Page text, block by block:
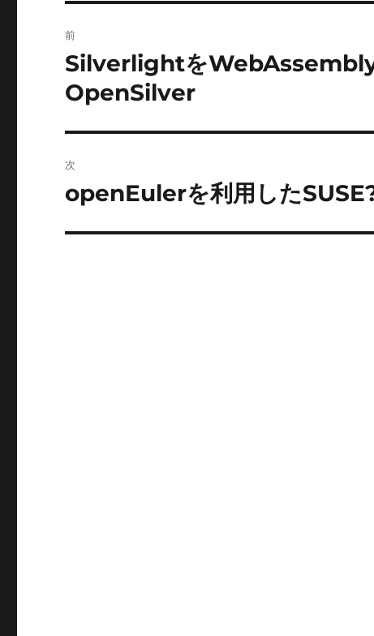
稿
ナ
ゲ
ー
前
前
の
投
稿:
Silverlightを
OpenSilver
次
次
投
openEulerを利用した